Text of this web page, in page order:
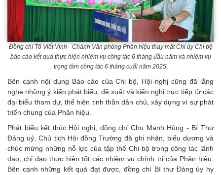
Đồng chí Tô Viết Vinh - Chánh Văn phòng Phân hiệu thay mặt Chi ủy Chi bộ
báo cáo kết quả thực hiện nhiệm vụ công tác 6 tháng đầu năm và nhiệm vụ
trọng tâm công tác 6 tháng cuối năm 2025.
Bên cạnh nội dung Báo cáo của Chi bộ, Hội nghị cũng đã lắng
nghe những ý kiến phát biểu, đề xuất và kiến nghị trực tiếp từ các
đại biểu tham dự, thể hiện tinh thần dân chủ, xây dựng vì sự phát
triển chung của Phân hiệu.
Phát biểu kết thúc Hội nghị, đồng chí Chu Mạnh Hùng - Bí Thư
Đảng uỷ, Chủ tịch Hội đồng Trường đã ghi nhận, biểu dương và
chúc mừng những nỗ lực của tập thể Chi bộ trong công tác lãnh
đạo, chỉ đạo thực hiện tốt các nhiệm vụ chính trị của Phân hiệu.
Bên cạnh những kết quả đạt được, đồng chí Bí thư Đảng ủy hy